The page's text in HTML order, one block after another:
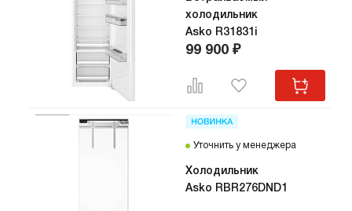
холодильник
Asko R31831i
99 900 ₽
Уточнить у менеджера
Холодильник
Asko RBR276DND1